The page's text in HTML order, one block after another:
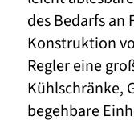
des Bedarfs
Konstruktion
Regler eine
Kühlschränke,
begehbare